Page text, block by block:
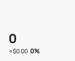
0
≈$0.00 0%